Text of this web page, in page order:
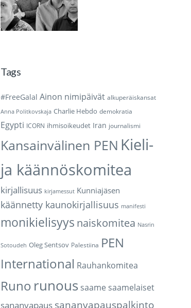
Tags
#FreeGalal Ainon nimipäivät alkuperäiskansat
Anna Politkovskaja Charlie Hebdo demokratia
Egypti ICORN ihmisoikeudet Iran journalismi
Kansainvälinen PEN Kieli-
ja käännöskomitea
kirjallisuus kirjamessut Kunniajäsen
käännetty kaunokirjallisuus manifesti
monikielisyys naiskomitea Nasrin
Sotoudeh Oleg Sentsov Palestiina PEN
International Rauhankomitea
Runo runous saame saamelaiset
sananvapaus sananvapauspalkinto